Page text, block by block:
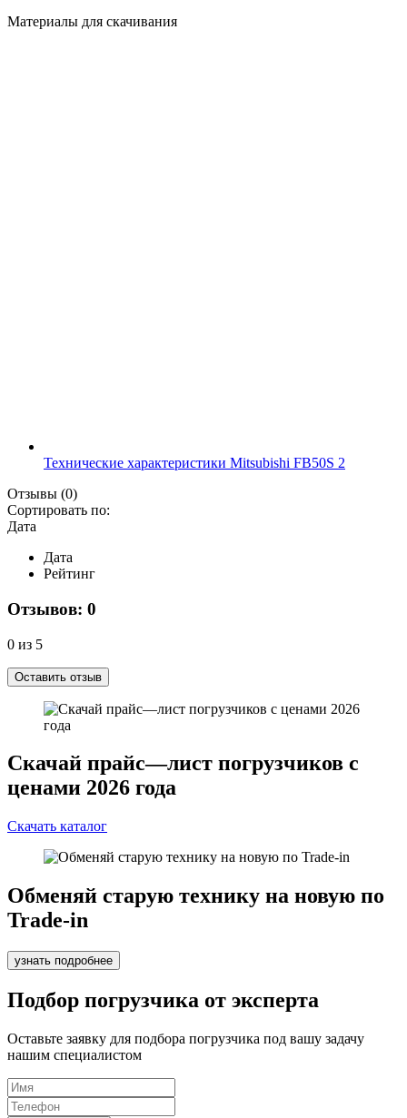
Материалы для скачивания
Технические характеристики Mitsubishi FB50S 2
Отзывы (0)
Сортировать по:
Дата
Дата
Рейтинг
Отзывов: 0
0 из 5
Оставить отзыв
Скачай прайс—лист погрузчиков с
ценами 2026 года
Скачать каталог
Обменяй старую технику на новую по
Trade-in
узнать подробнее
Подбор погрузчика от эксперта
Оставьте заявку для подбора погрузчика под вашу задачу
нашим специалистом